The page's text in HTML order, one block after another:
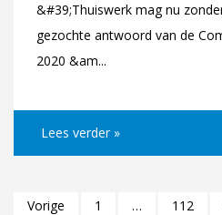
&#39;Thuiswerk mag nu
gezochte antwoord van de
2020 &am...
Lees verder »
Vorige 1 … 112